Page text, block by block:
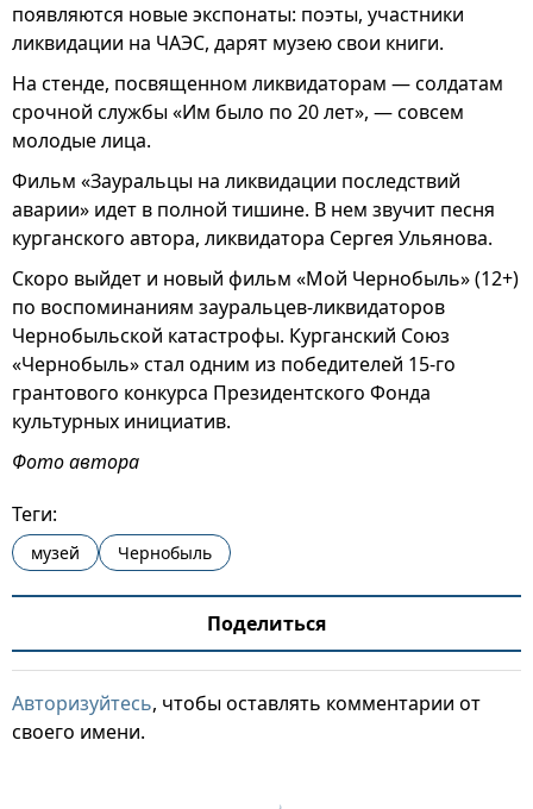
появляются новые экспонаты: поэты, участники
ликвидации на ЧАЭС, дарят музею свои книги.
На стенде, посвященном ликвидаторам — солдатам
срочной службы «Им было по 20 лет», — совсем
молодые лица.
Фильм «Зауральцы на ликвидации последствий
аварии» идет в полной тишине. В нем звучит песня
курганского автора, ликвидатора Сергея Ульянова.
Скоро выйдет и новый фильм «Мой Чернобыль» (12+)
по воспоминаниям зауральцев-ликвидаторов
Чернобыльской катастрофы. Курганский Союз
«Чернобыль» стал одним из победителей 15-го
грантового конкурса Президентского Фонда
культурных инициатив.
Фото автора
Теги:
музей Чернобыль
Поделиться
Авторизуйтесь, чтобы оставлять комментарии от
своего имени.